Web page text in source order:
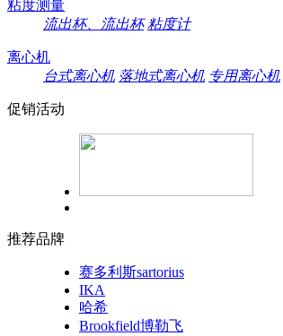
粘度测量
流出杯、流出杯 粘度计
离心机
台式离心机 落地式离心机 专用离心机
促销活动
推荐品牌
赛多利斯sartorius
IKA
哈希
Brookfield博勒飞